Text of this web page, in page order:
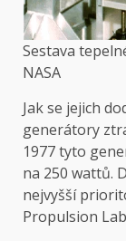
Sestava
NASA
Jak se jejich
generátory
1977 tyto
na 250 wattů.
nejvyšší
Propulsion